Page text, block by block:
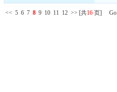
<< 5 6 7 8 9 10 11 12 >> [共16 页] Go